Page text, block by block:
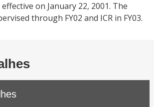
on January 22, 2001. The
through FY02 and ICR in FY03.